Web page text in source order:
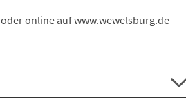
online auf www.wewelsburg.de